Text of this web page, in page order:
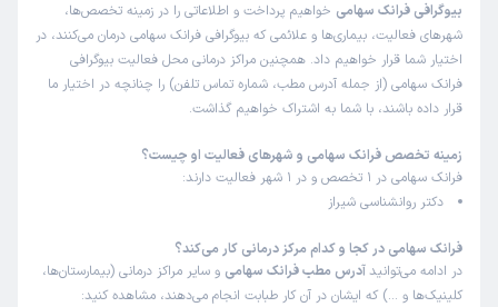
این پزشک را پیشنهاد میکنم
زمان انتظار:0-15 دقیقه
من با ایشون چند جلسه مشاوره گرفتم و راضی بودم
کاربر دکترتو
این پزشک را پیشنهاد میکنم
زمان انتظار:0-15 دقیقه
بیوگرافی فرانک سهامی خواهیم پرداخت و اطلاعاتی را در زمینه تخصص‌ها،
شهرهای فعالیت، بیماری‌ها و علائمی که بیوگرافی فرانک سهامی درمان می‌کنند، در
اختیار شما قرار خواهیم داد. همچنین مراکز درمانی محل فعالیت بیوگرافی
فرانک سهامی (از جمله آدرس مطب، شماره تماس تلفن) را چنانچه در اختیار ما
قرار داده باشند، با شما به اشتراک خواهیم گذاشت.
زمینه تخصص فرانک سهامی و شهرهای فعالیت او چیست؟
فرانک سهامی در 1 تخصص و در 1 شهر فعالیت دارند:
دکتر روانشناسی شیراز
فرانک سهامی در کجا و کدام مرکز درمانی کار می‌کند؟
در ادامه می‌توانید آدرس مطب فرانک سهامی و سایر مراکز درمانی (بیمارستان‌ها،
کلینیک‌ها و …) که ایشان در آن کار طبابت انجام می‌دهند، مشاهده کنید: